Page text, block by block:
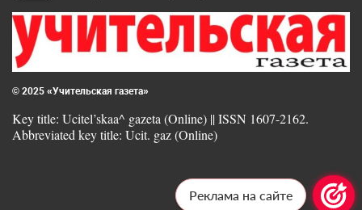
© 2025 «Учительская газета»
Key title: Ucitel’skaa^ gazeta (Online) || ISSN 1607-2162.
Abbreviated key title: Ucit. gaz (Online)
Реклама на сайте